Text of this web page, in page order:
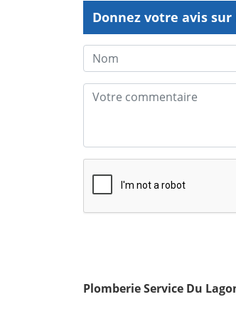
Donnez votre avis sur
Plomberie Service Du